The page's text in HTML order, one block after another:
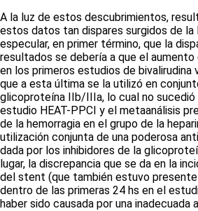
A la luz de estos descubrimientos,
estos datos tan dispares surgidos de la
especular, en primer término, que la
resultados se debería a que el
en los primeros estudios de bivalirudina
que a esta última se la utilizó en
glicoproteína IIb/IIIa, lo cual no sucedió
estudio HEAT-PPCI y el metaanálisis
de la hemorragia en el grupo de la
utilización conjunta de una poderosa
dada por los inhibidores de la
lugar, la discrepancia que se da en la
del stent (que también estuvo
dentro de las primeras 24 hs en el
haber sido causada por una inadecuada